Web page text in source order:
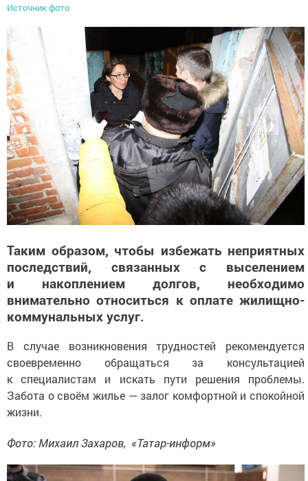
Источник фото
Таким образом, чтобы избежать неприятных
последствий, связанных с выселением
и накоплением долгов, необходимо
внимательно относиться к оплате жилищно-
коммунальных услуг.
В случае возникновения трудностей рекомендуется
своевременно обращаться за консультацией
к специалистам и искать пути решения проблемы.
Забота о своём жилье — залог комфортной и спокойной
жизни.
Фото: Михаил Захаров, «Татар-информ»